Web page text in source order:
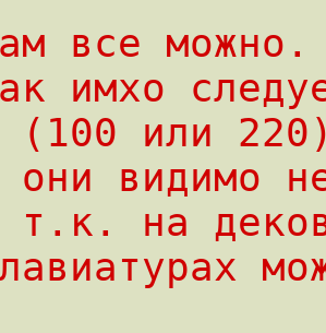
все
(100 или
т.к. на